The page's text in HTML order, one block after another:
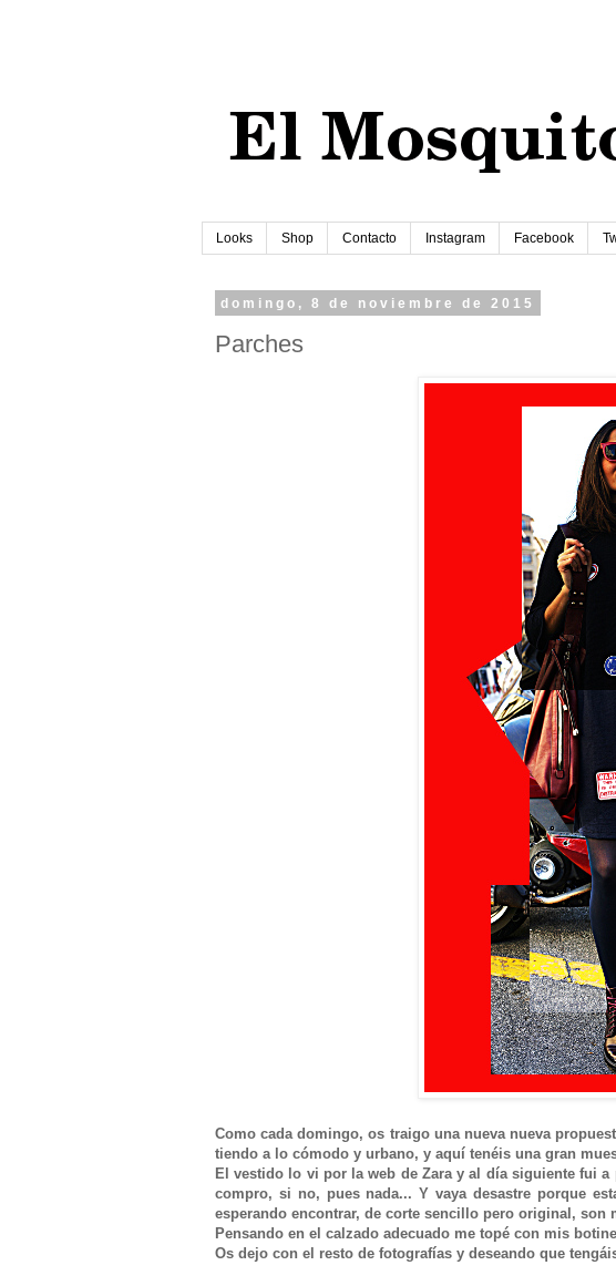
Looks Shop Contacto Instagram Facebook
domingo, 8 de noviembre de 2015
Parches
Como cada domingo, os traigo una nueva nueva
tiendo a lo cómodo y urbano, y aquí tenéis una gran
El vestido lo vi por la web de Zara y al día siguiente fui
compro, si no, pues nada... Y vaya desastre porque
esperando encontrar, de corte sencillo pero original, son
Pensando en el calzado adecuado me topé con mis
Os dejo con el resto de fotografías y deseando que